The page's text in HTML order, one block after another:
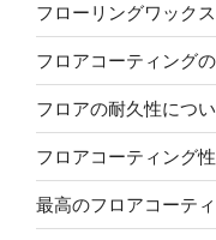
フローリングワック
フロアコーティング
フロアの耐久性につ
フロアコーティング
最高のフロアコーテ